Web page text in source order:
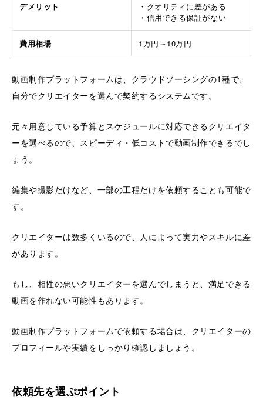
デメリット
・クオリティに差がある
・信用できる保証がない
費用相場 1万円～10万円
動画制作プラットフォームは、クラウドソーシングの1種で、
自分でクリエイターを選んで契約するシステムです。
元々用意している予算とスケジュールに対応できるクリエイタ
ーを選べるので、スピーディ・低コストで動画制作できるでし
ょう。
編集や撮影だけなど、一部の工程だけを依頼することも可能で
す。
クリエイターは数多くいるので、人によって実力やスキルに差
があります。
もし、相性の悪いクリエイターを選んでしまうと、満足できる
動画を作れない可能性もあります。
動画制作プラットフォームで依頼する場合は、クリエイターの
プロフィールや実績をしっかり確認しましょう。
依頼先を選ぶポイント